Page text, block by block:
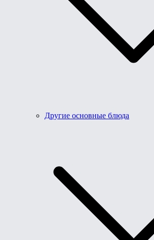
Другие основные блюда